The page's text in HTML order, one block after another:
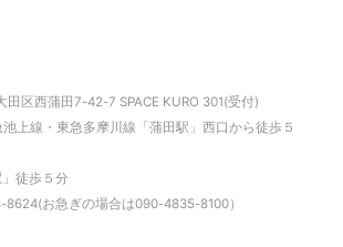
田区西蒲田7-42-7 SPACE KURO 301(受付)
上線・東急多摩川線「蒲田駅」西口から徒歩５
徒歩５分
お急ぎの場合は090-4835-8100）